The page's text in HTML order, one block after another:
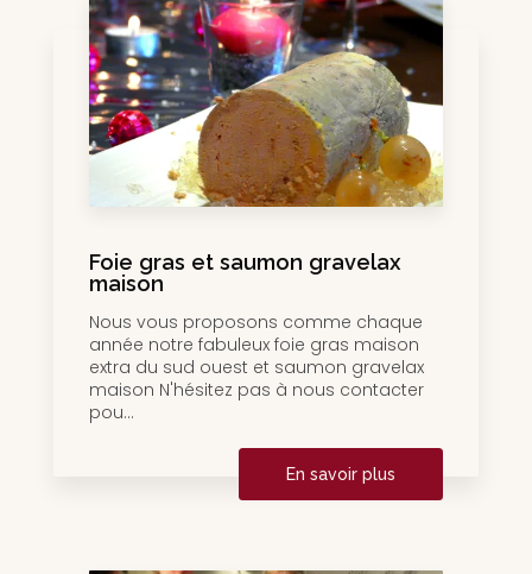
Foie gras et saumon gravelax
maison
Nous vous proposons comme chaque
année notre fabuleux foie gras maison
extra du sud ouest et saumon gravelax
maison N'hésitez pas à nous contacter
pou...
En savoir plus